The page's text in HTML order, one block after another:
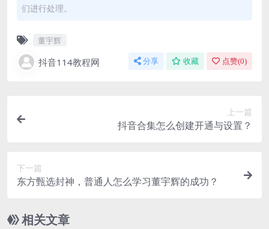
们进行处理。
董宇辉
抖音114教程网 分享 收藏 点赞(0)
上一篇
抖音合集怎么创建开通与设置？
下一篇
东方甄选封神，普通人怎么学习董宇辉的成功？
相关文章